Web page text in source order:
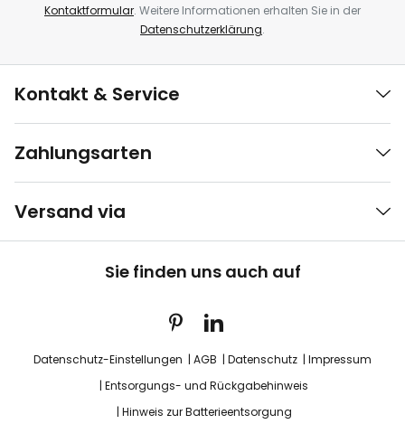
Kontaktformular. Weitere Informationen erhalten Sie in der
Datenschutzerklärung.
Kontakt & Service
Zahlungsarten
Versand via
Sie finden uns auch auf
Datenschutz-Einstellungen AGB Datenschutz
Impressum
Entsorgungs- und Rückgabehinweis
Hinweis zur Batterieentsorgung